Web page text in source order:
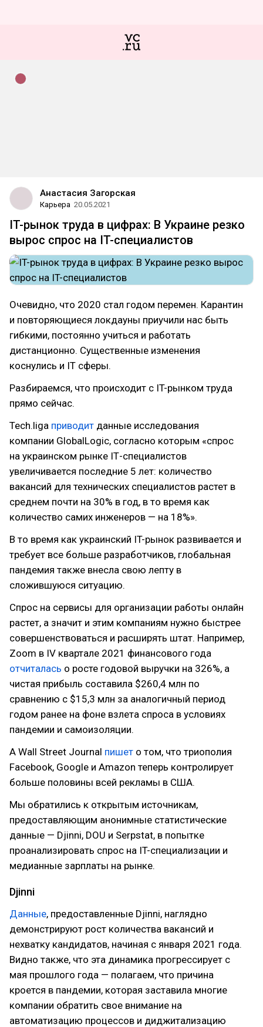
Анастасия Загорская
Карьера 20.05.2021
IT-рынок труда в цифрах: В Украине резко
вырос спрос на IT-специалистов
Очевидно, что 2020 стал годом перемен. Карантин
и повторяющиеся локдауны приучили нас быть
гибкими, постоянно учиться и работать
дистанционно. Существенные изменения
коснулись и IT сферы.
Разбираемся, что происходит с IT-рынком труда
прямо сейчас.
Tech.liga приводит данные исследования
компании GlobalLogic, согласно которым «спрос
на украинском рынке ІТ-специалистов
увеличивается последние 5 лет: количество
вакансий для технических специалистов растет в
среднем почти на 30% в год, в то время как
количество самих инженеров — на 18%».
В то время как украинский IT-рынок развивается и
требует все больше разработчиков, глобальная
пандемия также внесла свою лепту в
сложившуюся ситуацию.
Спрос на сервисы для организации работы онлайн
растет, а значит и этим компаниям нужно быстрее
совершенствоваться и расширять штат. Например,
Zoom в IV квартале 2021 финансового года
отчиталась о росте годовой выручки на 326%, а
чистая прибыль составила $260,4 млн по
сравнению с $15,3 млн за аналогичный период
годом ранее на фоне взлета спроса в условиях
пандемии и самоизоляции.
А Wall Street Journal пишет о том, что триополия
Facebook, Google и Amazon теперь контролирует
больше половины всей рекламы в США.
Мы обратились к открытым источникам,
предоставляющим анонимные статистические
данные — Djinni, DOU и Serpstat, в попытке
проанализировать спрос на IT-специализации и
медианные зарплаты на рынке.
Djinni
Данные, предоставленные Djinni, наглядно
демонстрируют рост количества вакансий и
нехватку кандидатов, начиная с января 2021 года.
Видно также, что эта динамика прогрессирует с
мая прошлого года — полагаем, что причина
кроется в пандемии, которая заставила многие
компании обратить свое внимание на
автоматизацию процессов и диджитализацию